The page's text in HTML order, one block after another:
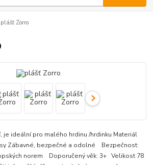
plášť Zorro
je ideální pro malého hrdinu /hrdinku Materiál
Zábavné, bezpečné a odolné Bezpečnost:
norem Doporučený věk: 3+ Velikost 78